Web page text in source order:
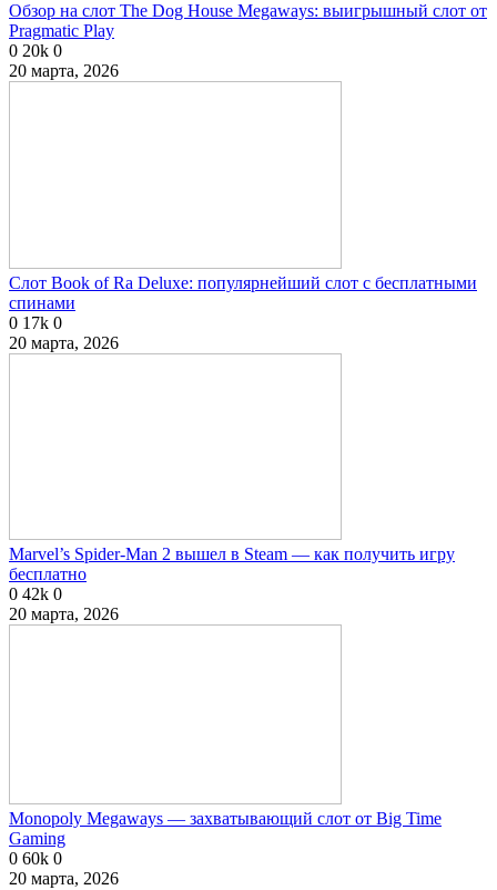
Обзор на слот The Dog House Megaways: выигрышный слот от
Pragmatic Play
0 20k 0
20 марта, 2026
Слот Book of Ra Deluxe: популярнейший слот с бесплатными
спинами
0 17k 0
20 марта, 2026
Marvel’s Spider-Man 2 вышел в Steam — как получить игру
бесплатно
0 42k 0
20 марта, 2026
Monopoly Megaways — захватывающий слот от Big Time
Gaming
0 60k 0
20 марта, 2026